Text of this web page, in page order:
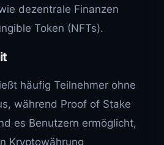
dezentrale Finanzen
Token (NFTs).
häufig Teilnehmer ohne
während Proof of Stake
es Benutzern ermöglicht,
Kryptowährung